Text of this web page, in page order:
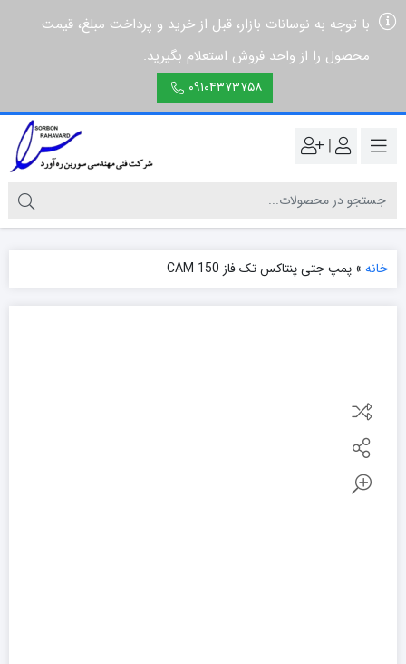
با توجه به نوسانات بازار، قبل از خرید و پرداخت مبلغ، قیمت
محصول را از واحد فروش استعلام بگیرید.
۰۹۱۰۴۳۷۳۷۵۸
|
خانه » پمپ جتی پنتاکس تک فاز CAM 150